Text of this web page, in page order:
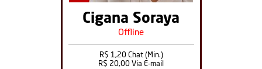
Cigana Soraya
Offline
R$ 1,20 Chat (Min.)
R$ 20,00 Via E-mail